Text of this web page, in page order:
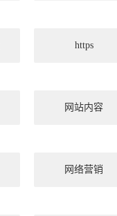
https
网站内容
网络营销